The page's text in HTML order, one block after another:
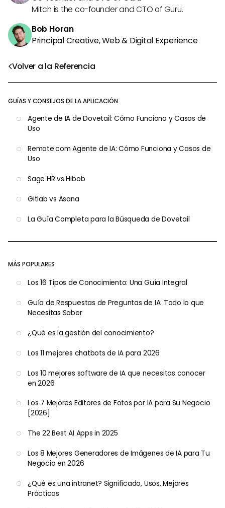
Volver a la Referencia
GUÍAS Y CONSEJOS DE LA APLICACIÓN
Agente de IA de Dovetail: Cómo Funciona y Casos de
Uso
Remote.com Agente de IA: Cómo Funciona y Casos de
Uso
Sage HR vs Hibob
Gitlab vs Asana
La Guía Completa para la Búsqueda de Dovetail
MÁS POPULARES
Los 16 Tipos de Conocimiento: Una Guía Integral
Guía de Respuestas de Preguntas de IA: Todo lo que
Necesitas Saber
¿Qué es la gestión del conocimiento?
Los 11 mejores chatbots de IA para 2026
Los 10 mejores software de IA que necesitas conocer
en 2026
Los 7 Mejores Editores de Fotos por IA para Su Negocio
[2026]
The 22 Best AI Apps in 2025
Los 8 Mejores Generadores de Imágenes de IA para Tu
Negocio en 2026
¿Qué es una intranet? Significado, Usos, Mejores
Prácticas
Mitch is the co-founder and CTO of Guru.
Bob Horan
Principal Creative, Web & Digital Experience